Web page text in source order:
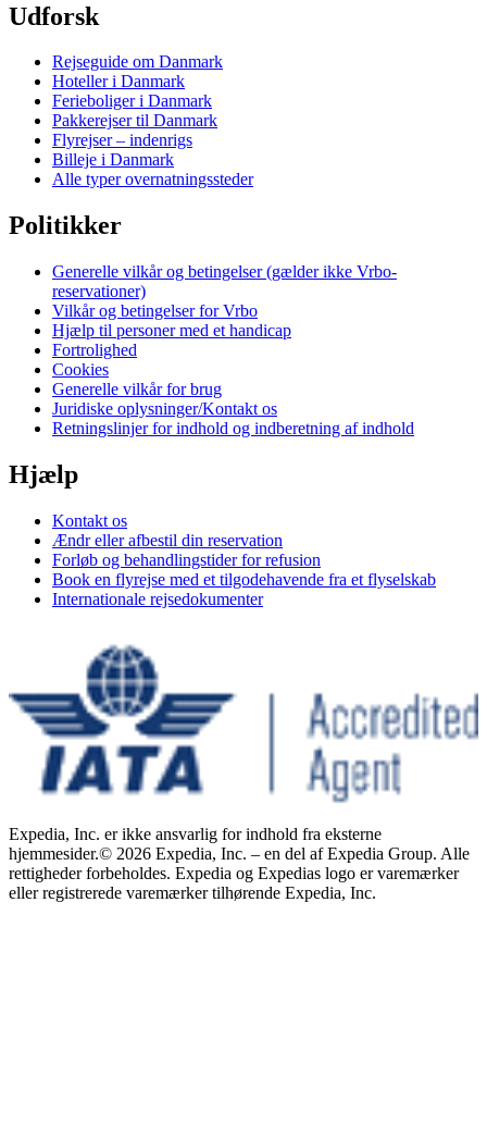
Udforsk
Rejseguide om Danmark
Hoteller i Danmark
Ferieboliger i Danmark
Pakkerejser til Danmark
Flyrejser – indenrigs
Billeje i Danmark
Alle typer overnatningssteder
Politikker
Generelle vilkår og betingelser (gælder ikke Vrbo-
reservationer)
Vilkår og betingelser for Vrbo
Hjælp til personer med et handicap
Fortrolighed
Cookies
Generelle vilkår for brug
Juridiske oplysninger/Kontakt os
Retningslinjer for indhold og indberetning af indhold
Hjælp
Kontakt os
Ændr eller afbestil din reservation
Forløb og behandlingstider for refusion
Book en flyrejse med et tilgodehavende fra et flyselskab
Internationale rejsedokumenter
Expedia, Inc. er ikke ansvarlig for indhold fra eksterne
hjemmesider.© 2026 Expedia, Inc. – en del af Expedia Group. Alle
rettigheder forbeholdes. Expedia og Expedias logo er varemærker
eller registrerede varemærker tilhørende Expedia, Inc.